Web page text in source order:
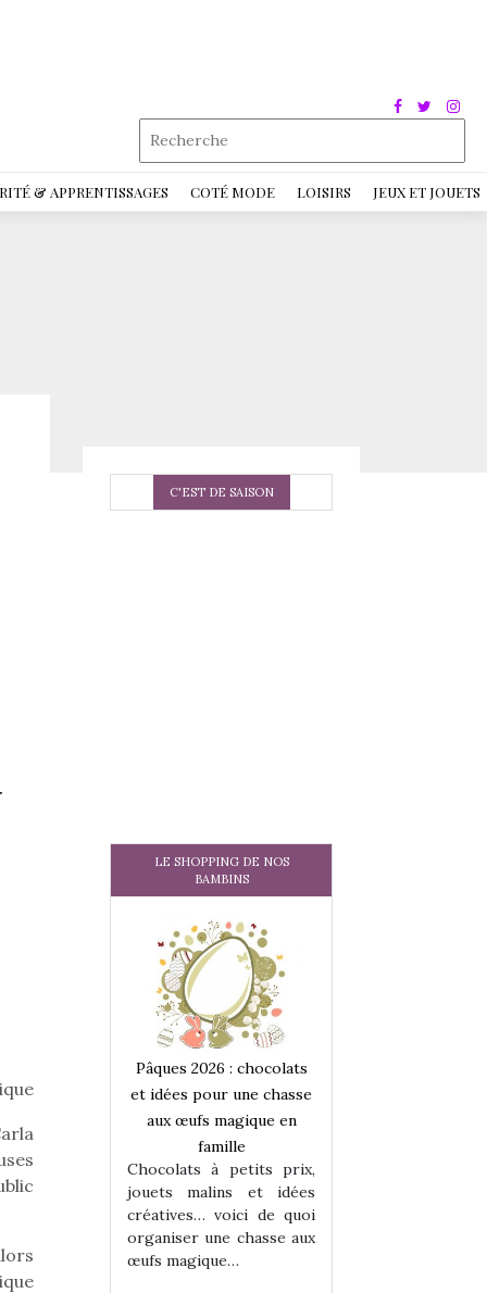
& APPRENTISSAGES COTÉ MODE LOISIRS JEUX ET JOUETS
C'EST DE SAISON
LE SHOPPING DE NOS
BAMBINS
chasse
prix,
et idées
Pâques 2026 : chocolats
et idées pour une chasse
aux œufs magique en
famille
Chocolats à petits prix,
jouets malins et idées
créatives… voici de quoi
organiser une chasse aux
œufs magique…